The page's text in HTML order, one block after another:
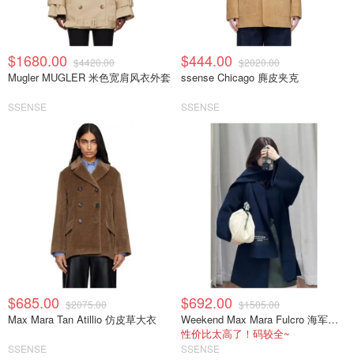
$1680.00 $4420.00
Mugler MUGLER 米色宽肩风衣外套
SSENSE
$444.00 $2020.00
ssense Chicago 麂皮夹克
SSENSE
$685.00 $2075.00
Max Mara Tan Atillio 仿皮草大衣
SSENSE
$692.00 $1505.00
Weekend Max Mara Fulcro 海军蓝围巾外套
性价比太高了！码较全~
SSENSE